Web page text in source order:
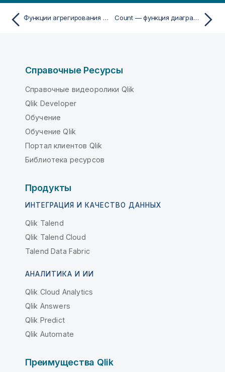
Функции агрегирования счетчика Count — функция диаграммы
Справочные Ресурсы
Справочные видеоролики Qlik
Qlik Developer
Обучение
Обучение Qlik
Портал клиентов Qlik
Библиотека ресурсов
Продукты
ИНТЕГРАЦИЯ И КАЧЕСТВО ДАННЫХ
Qlik Talend
Qlik Talend Cloud
Talend Data Fabric
АНАЛИТИКА И ИИ
Qlik Cloud Analytics
Qlik Answers
Qlik Predict
Qlik Automate
Преимущества Qlik